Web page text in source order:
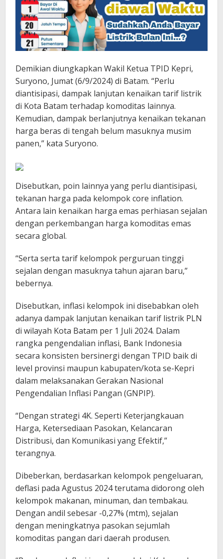
Demikian diungkapkan Wakil Ketua TPID Kepri,
Suryono, Jumat (6/9/2024) di Batam. “Perlu
diantisipasi, dampak lanjutan kenaikan tarif listrik
di Kota Batam terhadap komoditas lainnya.
Kemudian, dampak berlanjutnya kenaikan tekanan
harga beras di tengah belum masuknya musim
panen,” kata Suryono.
Disebutkan, poin lainnya yang perlu diantisipasi,
tekanan harga pada kelompok core inflation.
Antara lain kenaikan harga emas perhiasan sejalan
dengan perkembangan harga komoditas emas
secara global.
“Serta serta tarif kelompok perguruan tinggi
sejalan dengan masuknya tahun ajaran baru,”
bebernya.
Disebutkan, inflasi kelompok ini disebabkan oleh
adanya dampak lanjutan kenaikan tarif listrik PLN
di wilayah Kota Batam per 1 Juli 2024. Dalam
rangka pengendalian inflasi, Bank Indonesia
secara konsisten bersinergi dengan TPID baik di
level provinsi maupun kabupaten/kota se-Kepri
dalam melaksanakan Gerakan Nasional
Pengendalian Inflasi Pangan (GNPIP).
“Dengan strategi 4K. Seperti Keterjangkauan
Harga, Ketersediaan Pasokan, Kelancaran
Distribusi, dan Komunikasi yang Efektif,”
terangnya.
Dibeberkan, berdasarkan kelompok pengeluaran,
deflasi pada Agustus 2024 terutama didorong oleh
kelompok makanan, minuman, dan tembakau.
Dengan andil sebesar -0,27% (mtm), sejalan
dengan meningkatnya pasokan sejumlah
komoditas pangan dari daerah produsen.